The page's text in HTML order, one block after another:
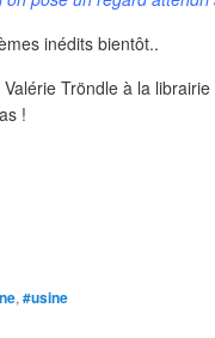
inédits bientôt..
Tröndle à la
!
, #usine